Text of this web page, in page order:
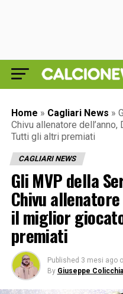
Home » Cagliari News »
Chivu allenatore
Tutti gli altri premiati
CAGLIARI NEWS
Gli MVP della
Chivu
il miglior
premiati
Published 3 mesi ago
By Giuseppe Colicchia